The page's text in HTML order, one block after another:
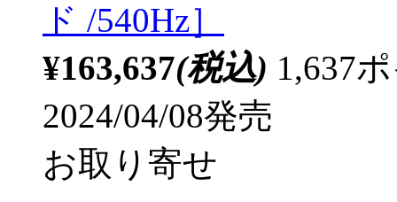
ド /540Hz］
¥163,637(税込) 1,637
2024/04/08発売
お取り寄せ